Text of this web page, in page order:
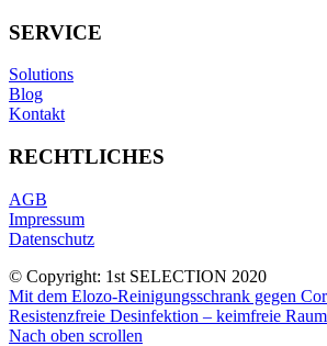
SERVICE
Solutions
Blog
Kontakt
RECHTLICHES
AGB
Impressum
Datenschutz
© Copyright: 1st SELECTION 2020
Mit dem Elozo-Reinigungsschrank gegen
Resistenzfreie Desinfektion – keimfreie
Nach oben scrollen